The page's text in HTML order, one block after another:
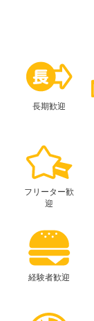
長期歓迎
フリーター歓
迎
経験者歓迎